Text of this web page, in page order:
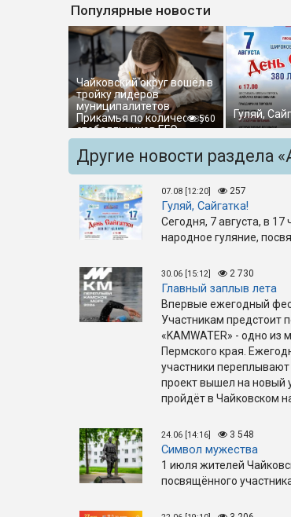
Популярные новости
Чайковский округ вошёл в
тройку лидеров
муниципалитетов
Прикамья по количеству
стобалльников ЕГЭ
560 Гуляй,
Другие новости раздела
07.08 [12:20] 257
Гуляй, Сайгатка!
Сегодня, 7 августа, в
народное гуляние,
30.06 [15:12] 2 730
Главный заплыв лета
Впервые ежегодный
Участникам предстоит
«KAMWATER» - одно
Пермского края.
участники переплывают
проект вышел на новый
пройдёт в Чайковском
24.06 [14:16] 3 548
Символ мужества
1 июля жителей
посвящённого